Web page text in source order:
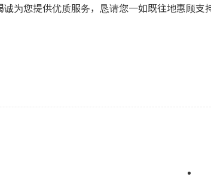
为您提供优质服务，恳请您一如既往地惠顾支